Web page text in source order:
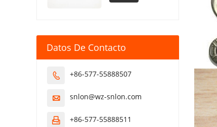
Datos De Contacto
 +86-577-55888507
 snlon@wz-snlon.com
 +86-577-55888511